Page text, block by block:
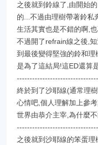
之後就到鈴線了,由開始
的...不過由理樹帶著鈴私
生活其實也是不錯的啊,
不過開了refrain線之後,
到最後變得堅強的鈴和
是為了這結局!這ED還算
終於到了沙耶線(通常理
心情吧,個人理解加上參
世界由恭介主宰,為什麼
之後就到沙耶線的笨蛋